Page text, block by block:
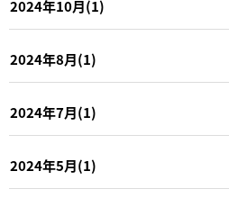
2024年10月(1)
2024年8月(1)
2024年7月(1)
2024年5月(1)